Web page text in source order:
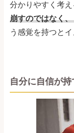
分かりやすく考え
崩すのではなく、
う感覚を持つと
自分に自信が持